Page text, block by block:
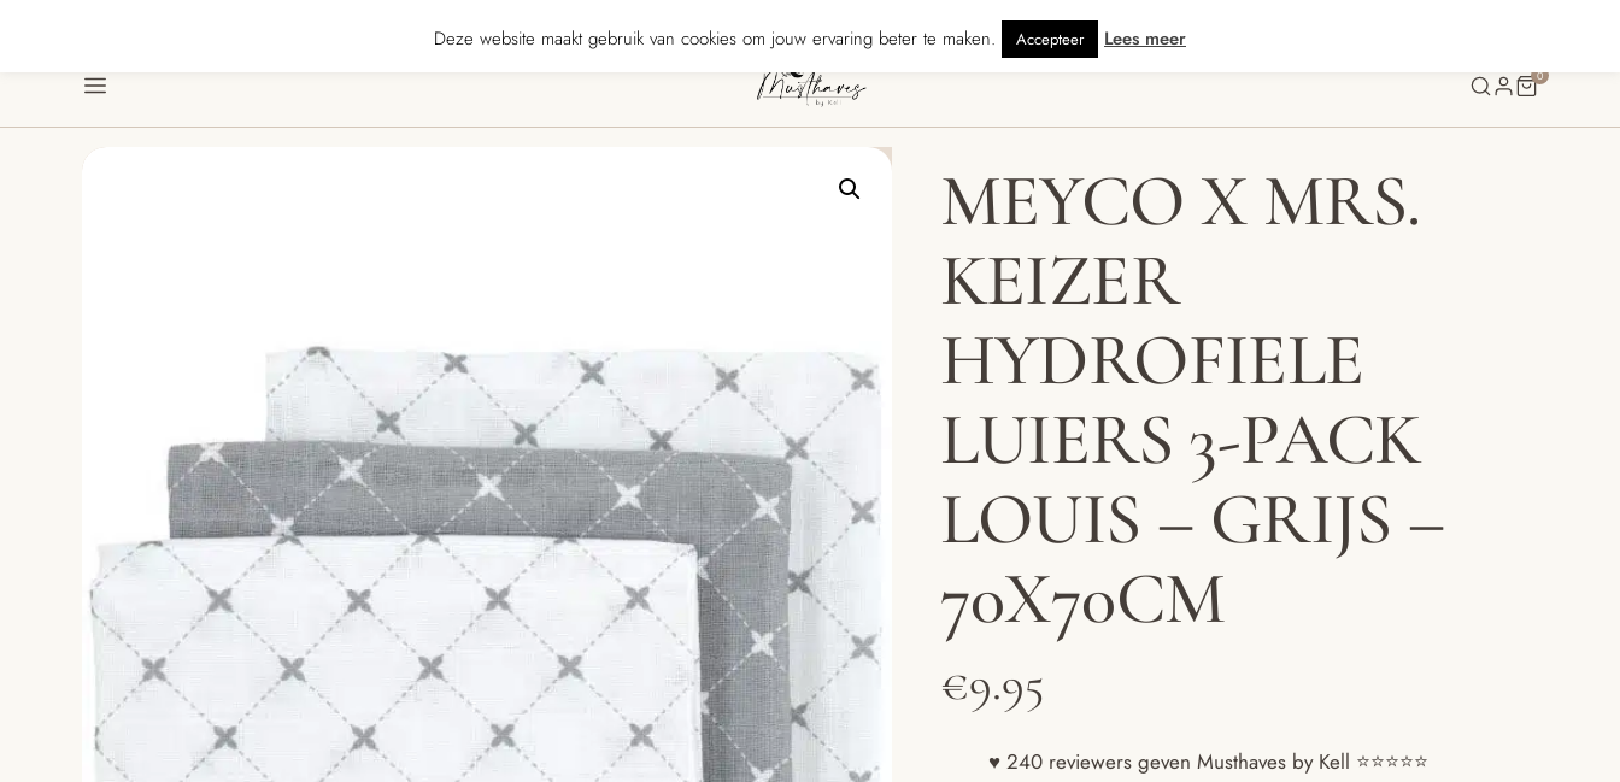
240 reviewers geven ons ★★★★★ · Gratis verzending vanaf € 70 · Gratis kaartje met je bestelling •
Menu
0
MEYCO X MRS.
KEIZER
HYDROFIELE
LUIERS 3-PACK
LOUIS – GRIJS –
70X70CM
€9.95
♥ 240 reviewers geven Musthaves by Kell ⭐️⭐️⭐️⭐️⭐️
Deze website maakt gebruik van cookies om jouw ervaring beter te maken. Accepteer Lees meer